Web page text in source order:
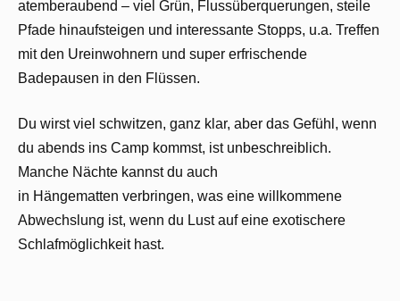
atemberaubend – viel Grün, Flussüberquerungen, steile
Pfade hinaufsteigen und interessante Stopps, u.a. Treffen
mit den Ureinwohnern und super erfrischende
Badepausen in den Flüssen.
Du wirst viel schwitzen, ganz klar, aber das Gefühl, wenn
du abends ins Camp kommst, ist unbeschreiblich.
Manche Nächte kannst du auch
in Hängematten verbringen, was eine willkommene
Abwechslung ist, wenn du Lust auf eine exotischere
Schlafmöglichkeit hast.